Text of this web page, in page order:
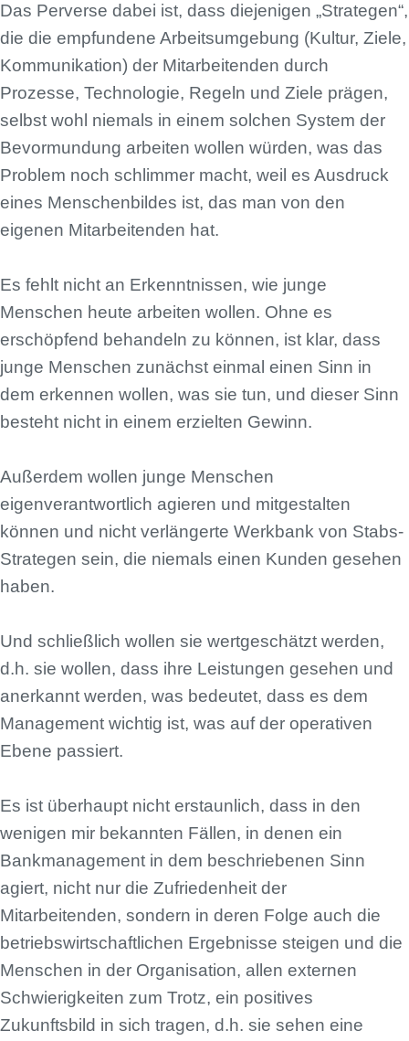
Das Perverse dabei ist, dass diejenigen „Strategen“,
die die empfundene Arbeitsumgebung (Kultur, Ziele,
Kommunikation) der Mitarbeitenden durch
Prozesse, Technologie, Regeln und Ziele prägen,
selbst wohl niemals in einem solchen System der
Bevormundung arbeiten wollen würden, was das
Problem noch schlimmer macht, weil es Ausdruck
eines Menschenbildes ist, das man von den
eigenen Mitarbeitenden hat.
Es fehlt nicht an Erkenntnissen, wie junge
Menschen heute arbeiten wollen. Ohne es
erschöpfend behandeln zu können, ist klar, dass
junge Menschen zunächst einmal einen Sinn in
dem erkennen wollen, was sie tun, und dieser Sinn
besteht nicht in einem erzielten Gewinn.
Außerdem wollen junge Menschen
eigenverantwortlich agieren und mitgestalten
können und nicht verlängerte Werkbank von Stabs-
Strategen sein, die niemals einen Kunden gesehen
haben.
Und schließlich wollen sie wertgeschätzt werden,
d.h. sie wollen, dass ihre Leistungen gesehen und
anerkannt werden, was bedeutet, dass es dem
Management wichtig ist, was auf der operativen
Ebene passiert.
Es ist überhaupt nicht erstaunlich, dass in den
wenigen mir bekannten Fällen, in denen ein
Bankmanagement in dem beschriebenen Sinn
agiert, nicht nur die Zufriedenheit der
Mitarbeitenden, sondern in deren Folge auch die
betriebswirtschaftlichen Ergebnisse steigen und die
Menschen in der Organisation, allen externen
Schwierigkeiten zum Trotz, ein positives
Zukunftsbild in sich tragen, d.h. sie sehen eine